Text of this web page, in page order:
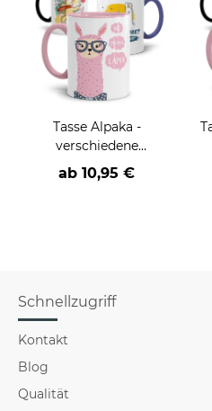
Tasse Alpaka -
verschiedene
Sprüche, Motive und
Farben-
ab 10,95 €
Schnellzugriff
Kontakt
Blog
Qualität